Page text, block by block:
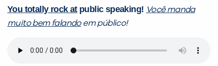
You totally rock atpublic speaking! Você manda
muito bem falandoem público!